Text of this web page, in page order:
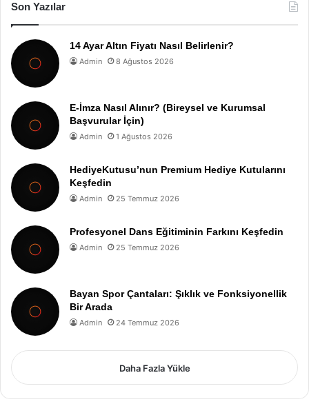
Son Yazılar
14 Ayar Altın Fiyatı Nasıl Belirlenir?
Admin 8 Ağustos 2026
E-İmza Nasıl Alınır? (Bireysel ve Kurumsal
Başvurular İçin)
Admin 1 Ağustos 2026
HediyeKutusu’nun Premium Hediye Kutularını
Keşfedin
Admin 25 Temmuz 2026
Profesyonel Dans Eğitiminin Farkını Keşfedin
Admin 25 Temmuz 2026
Bayan Spor Çantaları: Şıklık ve Fonksiyonellik
Bir Arada
Admin 24 Temmuz 2026
Daha Fazla Yükle